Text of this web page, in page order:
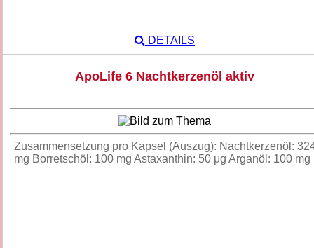
DETAILS
ApoLife 6 Nachtkerzenöl aktiv
Zusammensetzung pro Kapsel (Auszug): Nachtkerzenöl:
mg Borretschöl: 100 mg Astaxanthin: 50 μg Arganöl: 100